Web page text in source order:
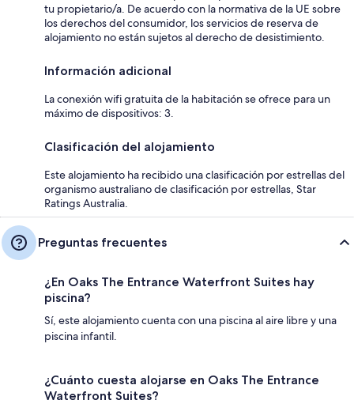
tu propietario/a. De acuerdo con la normativa de la UE sobre
los derechos del consumidor, los servicios de reserva de
alojamiento no están sujetos al derecho de desistimiento.
Información adicional
La conexión wifi gratuita de la habitación se ofrece para un
máximo de dispositivos: 3.
Clasificación del alojamiento
Este alojamiento ha recibido una clasificación por estrellas del
organismo australiano de clasificación por estrellas, Star
Ratings Australia.
Preguntas frecuentes
¿En Oaks The Entrance Waterfront Suites hay
piscina?
Sí, este alojamiento cuenta con una piscina al aire libre y una
piscina infantil.
¿Cuánto cuesta alojarse en Oaks The Entrance
Waterfront Suites?